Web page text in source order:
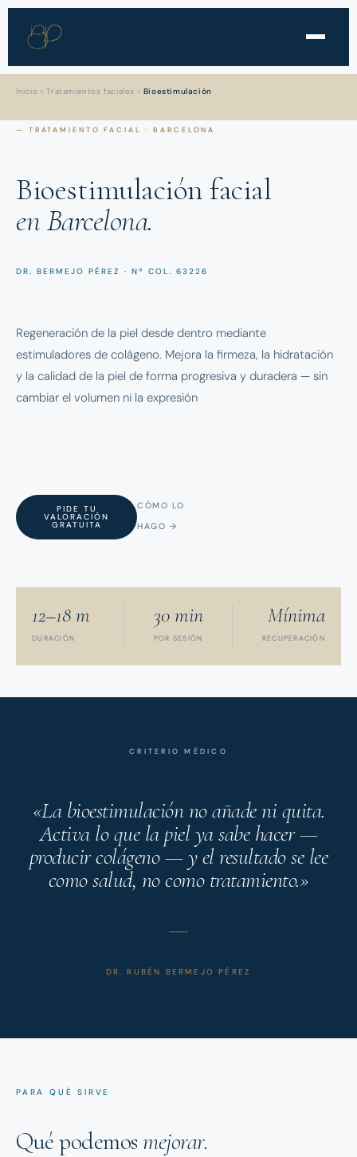
Inicio ›Tratamientos faciales › Bioestimulación
— TRATAMIENTO FACIAL · BARCELONA
Bioestimulación facial
en Barcelona.
DR. BERMEJO PÉREZ · Nº COL. 63226
Regeneración de la piel desde dentro mediante
estimuladores de colágeno. Mejora la firmeza, la hidratación
y la calidad de la piel de forma progresiva y duradera — sin
cambiar el volumen ni la expresión
PIDE TU
VALORACIÓN
GRATUITA
CÓMO LO
HAGO →
12–18 m
DURACIÓN
30 min
POR SESIÓN
Mínima
RECUPERACIÓN
CRITERIO MÉDICO
«La bioestimulación no añade ni quita.
Activa lo que la piel ya sabe hacer —
producir colágeno — y el resultado se lee
como salud, no como tratamiento.»
DR. RUBÉN BERMEJO PÉREZ
PARA QUÉ SIRVE
Qué podemosmejorar.